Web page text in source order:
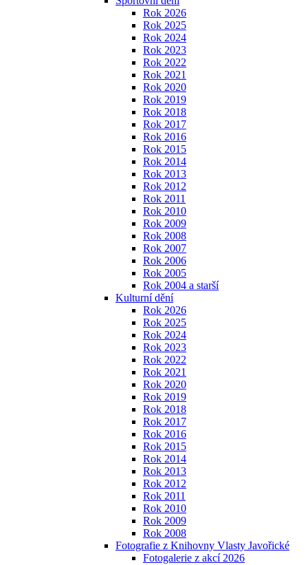
Rok 2026
Rok 2025
Rok 2024
Rok 2023
Rok 2022
Rok 2021
Rok 2020
Rok 2019
Rok 2018
Rok 2017
Rok 2016
Rok 2015
Rok 2014
Rok 2013
Rok 2012
Rok 2011
Rok 2010
Rok 2009
Rok 2008
Rok 2007
Rok 2006
Rok 2005
Rok 2004 a starší
Kulturní dění
Rok 2026
Rok 2025
Rok 2024
Rok 2023
Rok 2022
Rok 2021
Rok 2020
Rok 2019
Rok 2018
Rok 2017
Rok 2016
Rok 2015
Rok 2014
Rok 2013
Rok 2012
Rok 2011
Rok 2010
Rok 2009
Rok 2008
Fotografie z Knihovny Vlasty Javořické
Fotogalerie z akcí 2026